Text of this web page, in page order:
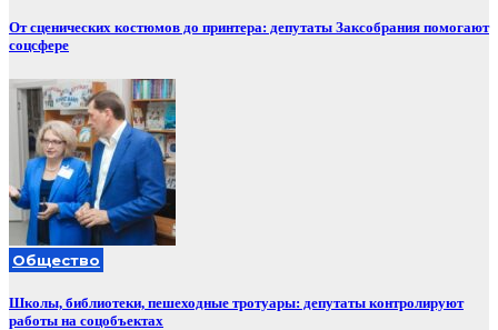
От сценических костюмов до принтера: депутаты Заксобрания помогают
соцсфере
Общество
Школы, библиотеки, пешеходные тротуары: депутаты контролируют
работы на соцобъектах